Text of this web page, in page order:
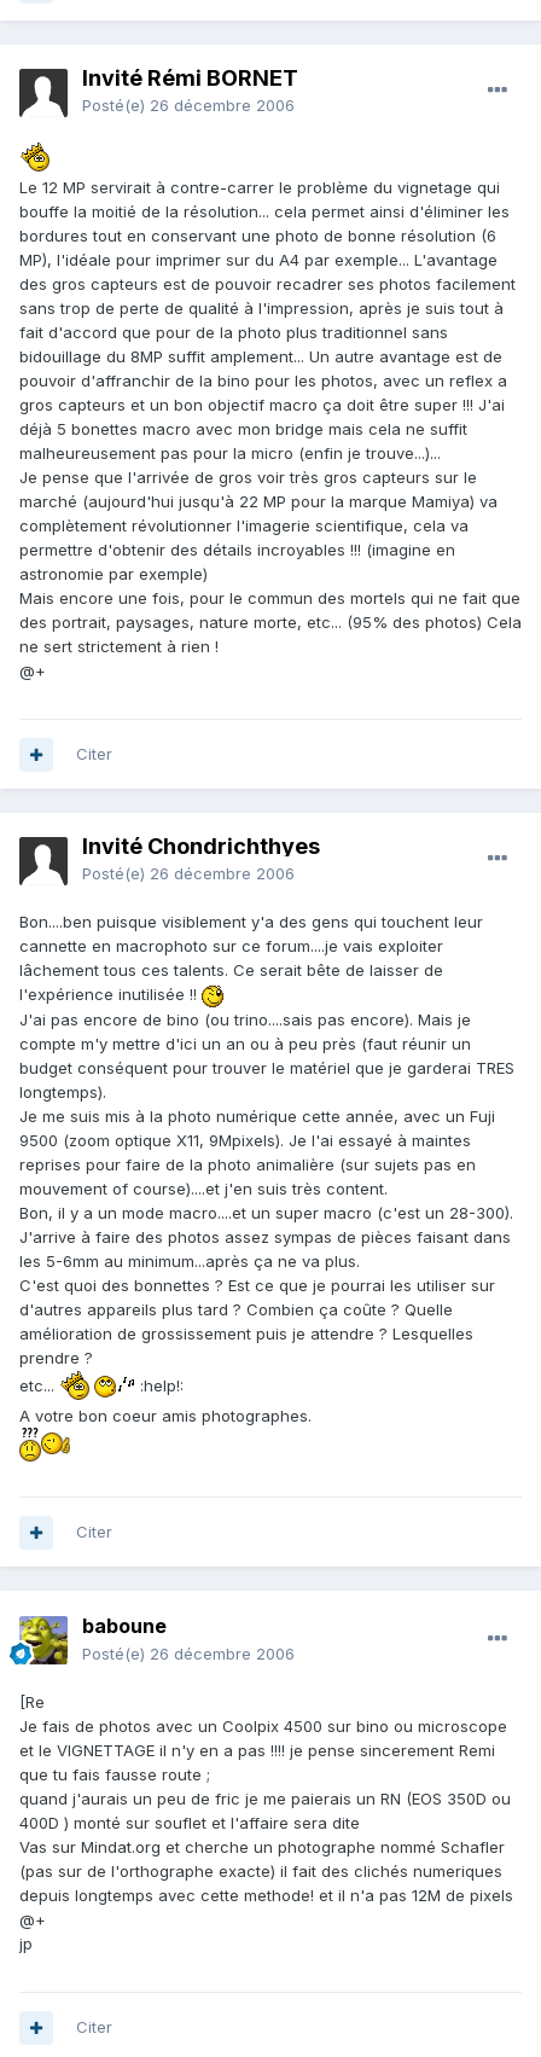
Invité Rémi BORNET
Posté(e) 26 décembre 2006
Le 12 MP servirait à contre-carrer le problème du vignetage qui
bouffe la moitié de la résolution... cela permet ainsi d'éliminer les
bordures tout en conservant une photo de bonne résolution (6
MP), l'idéale pour imprimer sur du A4 par exemple... L'avantage
des gros capteurs est de pouvoir recadrer ses photos facilement
sans trop de perte de qualité à l'impression, après je suis tout à
fait d'accord que pour de la photo plus traditionnel sans
bidouillage du 8MP suffit amplement... Un autre avantage est de
pouvoir d'affranchir de la bino pour les photos, avec un reflex a
gros capteurs et un bon objectif macro ça doit être super !!! J'ai
déjà 5 bonettes macro avec mon bridge mais cela ne suffit
malheureusement pas pour la micro (enfin je trouve...)...
Je pense que l'arrivée de gros voir très gros capteurs sur le
marché (aujourd'hui jusqu'à 22 MP pour la marque Mamiya) va
complètement révolutionner l'imagerie scientifique, cela va
permettre d'obtenir des détails incroyables !!! (imagine en
astronomie par exemple)
Mais encore une fois, pour le commun des mortels qui ne fait que
des portrait, paysages, nature morte, etc... (95% des photos) Cela
ne sert strictement à rien !
@+
Citer
Invité Chondrichthyes
Posté(e) 26 décembre 2006
Bon....ben puisque visiblement y'a des gens qui touchent leur
cannette en macrophoto sur ce forum....je vais exploiter
lâchement tous ces talents. Ce serait bête de laisser de
l'expérience inutilisée !!
J'ai pas encore de bino (ou trino....sais pas encore). Mais je
compte m'y mettre d'ici un an ou à peu près (faut réunir un
budget conséquent pour trouver le matériel que je garderai TRES
longtemps).
Je me suis mis à la photo numérique cette année, avec un Fuji
9500 (zoom optique X11, 9Mpixels). Je l'ai essayé à maintes
reprises pour faire de la photo animalière (sur sujets pas en
mouvement of course)....et j'en suis très content.
Bon, il y a un mode macro....et un super macro (c'est un 28-300).
J'arrive à faire des photos assez sympas de pièces faisant dans
les 5-6mm au minimum...après ça ne va plus.
C'est quoi des bonnettes ? Est ce que je pourrai les utiliser sur
d'autres appareils plus tard ? Combien ça coûte ? Quelle
amélioration de grossissement puis je attendre ? Lesquelles
prendre ?
etc...
:help!:
A votre bon coeur amis photographes.
Citer
baboune
Posté(e) 26 décembre 2006
[Re
Je fais de photos avec un Coolpix 4500 sur bino ou microscope
et le VIGNETTAGE il n'y en a pas !!!! je pense sincerement Remi
que tu fais fausse route ;
quand j'aurais un peu de fric je me paierais un RN (EOS 350D ou
400D ) monté sur souflet et l'affaire sera dite
Vas sur Mindat.org et cherche un photographe nommé Schafler
(pas sur de l'orthographe exacte) il fait des clichés numeriques
depuis longtemps avec cette methode! et il n'a pas 12M de pixels
@+
jp
Citer